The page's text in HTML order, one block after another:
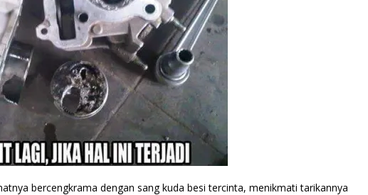
bercengkrama dengan sang kuda besi tercinta, menikmati tarikannya